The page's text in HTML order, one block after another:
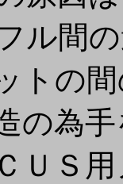
ル間
トの
の為
ＵＳ